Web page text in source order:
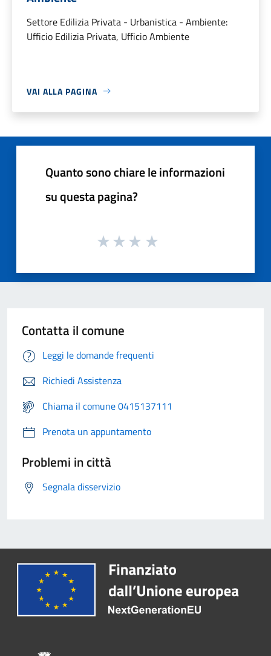
Settore Edilizia Privata - Urbanistica - Ambiente:
Ufficio Edilizia Privata, Ufficio Ambiente
VAI ALLA PAGINA
Quanto sono chiare le informazioni
su questa pagina?
Contatta il comune
Leggi le domande frequenti
Richiedi Assistenza
Chiama il comune 0415137111
Prenota un appuntamento
Problemi in città
Segnala disservizio